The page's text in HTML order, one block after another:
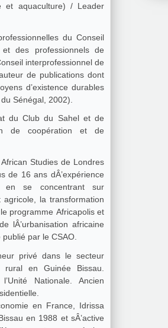
et aquaculture) / Leader
du Conseil
et des professionnels de
interprofessionnel de
de publications dont
d’existence durables
Sénégal, 2002).
du Club du Sahel et de
de coopération et de
Studies de Londres
de 16 ans dÂ’expérience
en se concentrant sur
agricole, la transformation
programme Africapolis et
lÂ’urbanisation africaine
par le CSAO.
privé dans le secteur
en Guinée Bissau.
Nationale. Ancien
en France, Idrissa
en 1988 et sÂ’active